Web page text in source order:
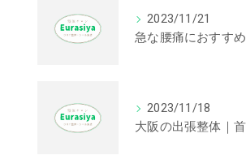
2023/11/21
2023/11/18